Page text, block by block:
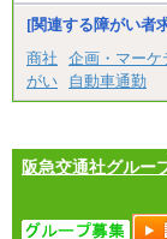
[関連する障がい者
商社
企画・マーケ
がい
自動車通勤
阪急交通社グルー